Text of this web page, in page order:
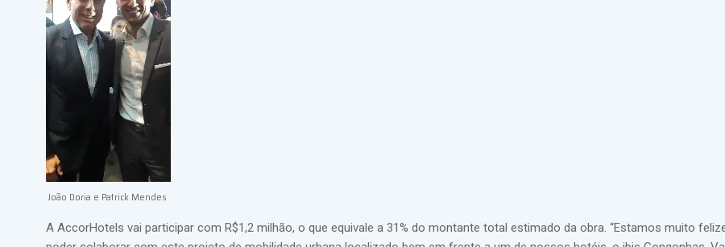
João Doria e Patrick Mendes
A AccorHotels vai participar com R$1,2 milhão, o que equivale a 31% do montante total estimado da obra. “Estamos muito